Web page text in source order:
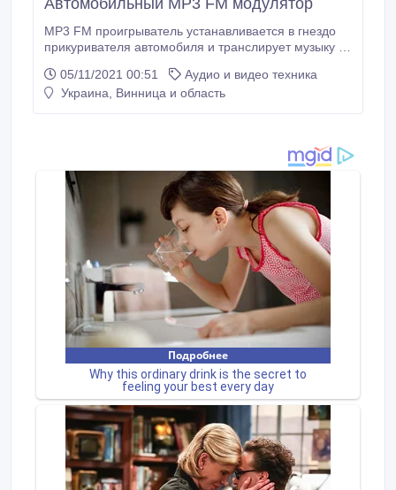
Автомобильный MP3 FM модулятор
MP3 FM проигрыватель устанавливается в гнездо
прикуривателя автомобиля и транслирует музыку в
осуществляются с помощью 4-х кнопок, а так же
пульта ДУ. Носитель информации - USB флэш
05/11/2021 00:51
Аудио и видео техника
Украина, Винница и область